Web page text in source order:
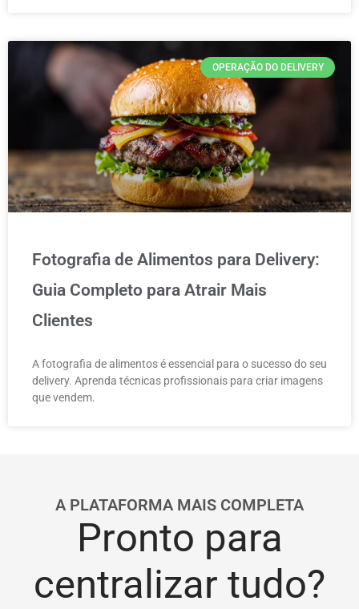
OPERAÇÃO DO DELIVERY
Fotografia de Alimentos para Delivery:
Guia Completo para Atrair Mais
Clientes
A fotografia de alimentos é essencial para o sucesso do seu
delivery. Aprenda técnicas profissionais para criar imagens
que vendem.
A PLATAFORMA MAIS COMPLETA
Pronto para
centralizar tudo?